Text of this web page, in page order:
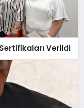
Verildi